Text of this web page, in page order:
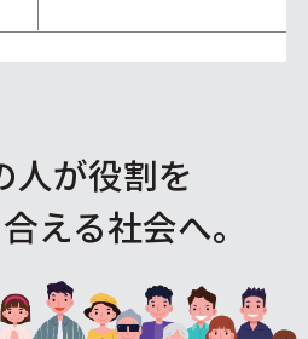
人が役割を
える社会へ。